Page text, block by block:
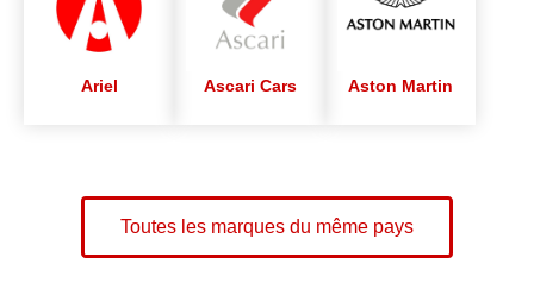
Ariel Ascari Cars Aston Martin
Toutes les marques du même pays